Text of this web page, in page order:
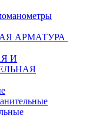
АРМАТУРА
И